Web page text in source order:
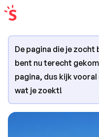
De pagina die je
bent nu terecht
pagina, dus kijk
wat je zoekt!